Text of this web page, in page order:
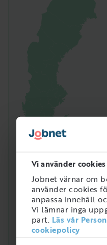
Vi använder cookies
Jobnet värnar om
använder cookies
anpassa innehåll
Vi lämnar inga
part. Läs vår
cookiepolicy